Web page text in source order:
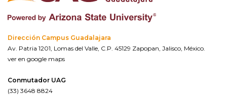
Dirección Campus Guadalajara
Av. Patria 1201, Lomas del Valle, C.P. 45129 Zapopan, Jalisco, México.
ver en google maps
Conmutador UAG
(33) 3648 8824